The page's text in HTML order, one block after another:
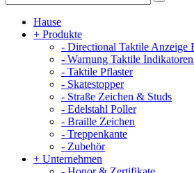
Hause
+ Produkte
- Directional Taktile Anzeige
- Warnung Taktile
- Taktile Pflaster
- Skatestopper
- Straße Zeichen & Studs
- Edelstahl Poller
- Braille Zeichen
- Treppenkante
- Zubehör
+ Unternehmen